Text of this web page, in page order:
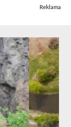
Reklama